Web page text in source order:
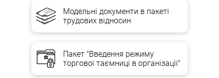
Модельні документи в пакеті
трудових відносин
Пакет "Введення режиму
торгової таємниці в організації"